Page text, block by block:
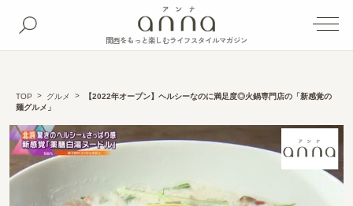
関西をもっと楽しむライフスタイルマガジン
TOP グルメ
【2022年オープン】ヘルシーなのに満足度◎火鍋専門店の「新感覚の
麺グルメ」